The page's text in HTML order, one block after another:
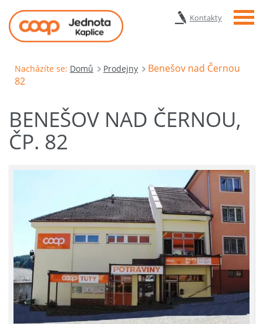
Kontakty Menu
Nacházíte se: Domů Prodejny
Benešov nad Černou
82
BENEŠOV NAD ČERNOU,
ČP. 82